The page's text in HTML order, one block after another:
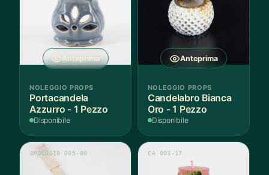
Anteprima
NOLEGGIO PROPS
Portacandela
Azzurro - 1 Pezzo
Disponibile
Anteprima
NOLEGGIO PROPS
Candelabro Bianca
Oro - 1 Pezzo
Disponibile
OROLOGIO 005-00 CA 003-17